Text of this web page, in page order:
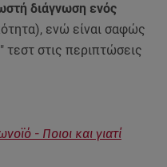
διάγνωση ενός
ενώ είναι σαφώς
τεστ στις περιπτώσεις
- Ποιοι και γιατί